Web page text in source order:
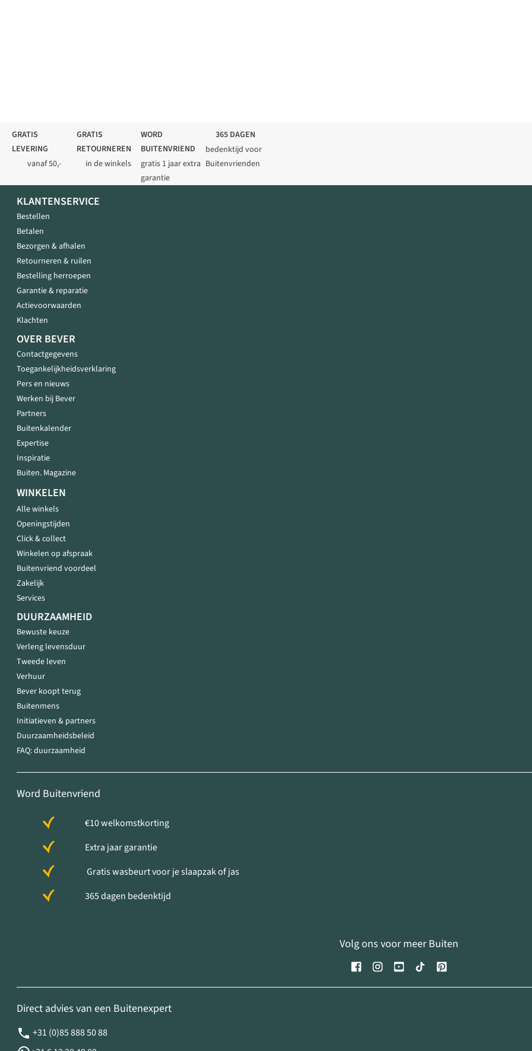
GRATIS
LEVERING
vanaf 50,-
GRATIS
RETOURNEREN
in de winkels
WORD
BUITENVRIEND
gratis 1 jaar extra
garantie
365 DAGEN
bedenktijd voor
Buitenvrienden
KLANTENSERVICE
Bestellen
Betalen
Bezorgen & afhalen
Retourneren & ruilen
Bestelling herroepen
Garantie & reparatie
Actievoorwaarden
Klachten
OVER BEVER
Contactgegevens
Toegankelijkheidsverklaring
Pers en nieuws
Werken bij Bever
Partners
Buitenkalender
Expertise
Inspiratie
Buiten. Magazine
WINKELEN
Alle winkels
Openingstijden
Click & collect
Winkelen op afspraak
Buitenvriend voordeel
Zakelijk
Services
DUURZAAMHEID
Bewuste keuze
Verleng levensduur
Tweede leven
Verhuur
Bever koopt terug
Buitenmens
Initiatieven & partners
Duurzaamheidsbeleid
FAQ: duurzaamheid
Word Buitenvriend
€10 welkomstkorting
Extra jaar garantie
Gratis wasbeurt voor je slaapzak of jas
365 dagen bedenktijd
Volg ons voor meer Buiten
Direct advies van een Buitenexpert
+31 (0)85 888 50 88